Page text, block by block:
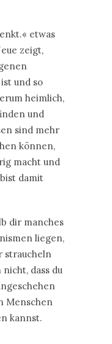
etwas
zeigt,
und so
heimlich,
und
sind mehr
können,
macht und
damit
dir manches
liegen,
straucheln
dass du
Menschen
kannst.